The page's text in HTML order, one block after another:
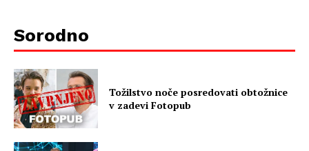
Sorodno
Tožilstvo noče posredovati obtožnice
v zadevi Fotopub